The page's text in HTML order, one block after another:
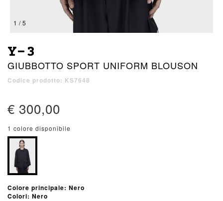
1 / 5
Y-3
GIUBBOTTO SPORT UNIFORM BLOUSON
Codice prodotto: KS7648
€ 300,00
1 colore disponibile
Colore principale: Nero
Colori: Nero